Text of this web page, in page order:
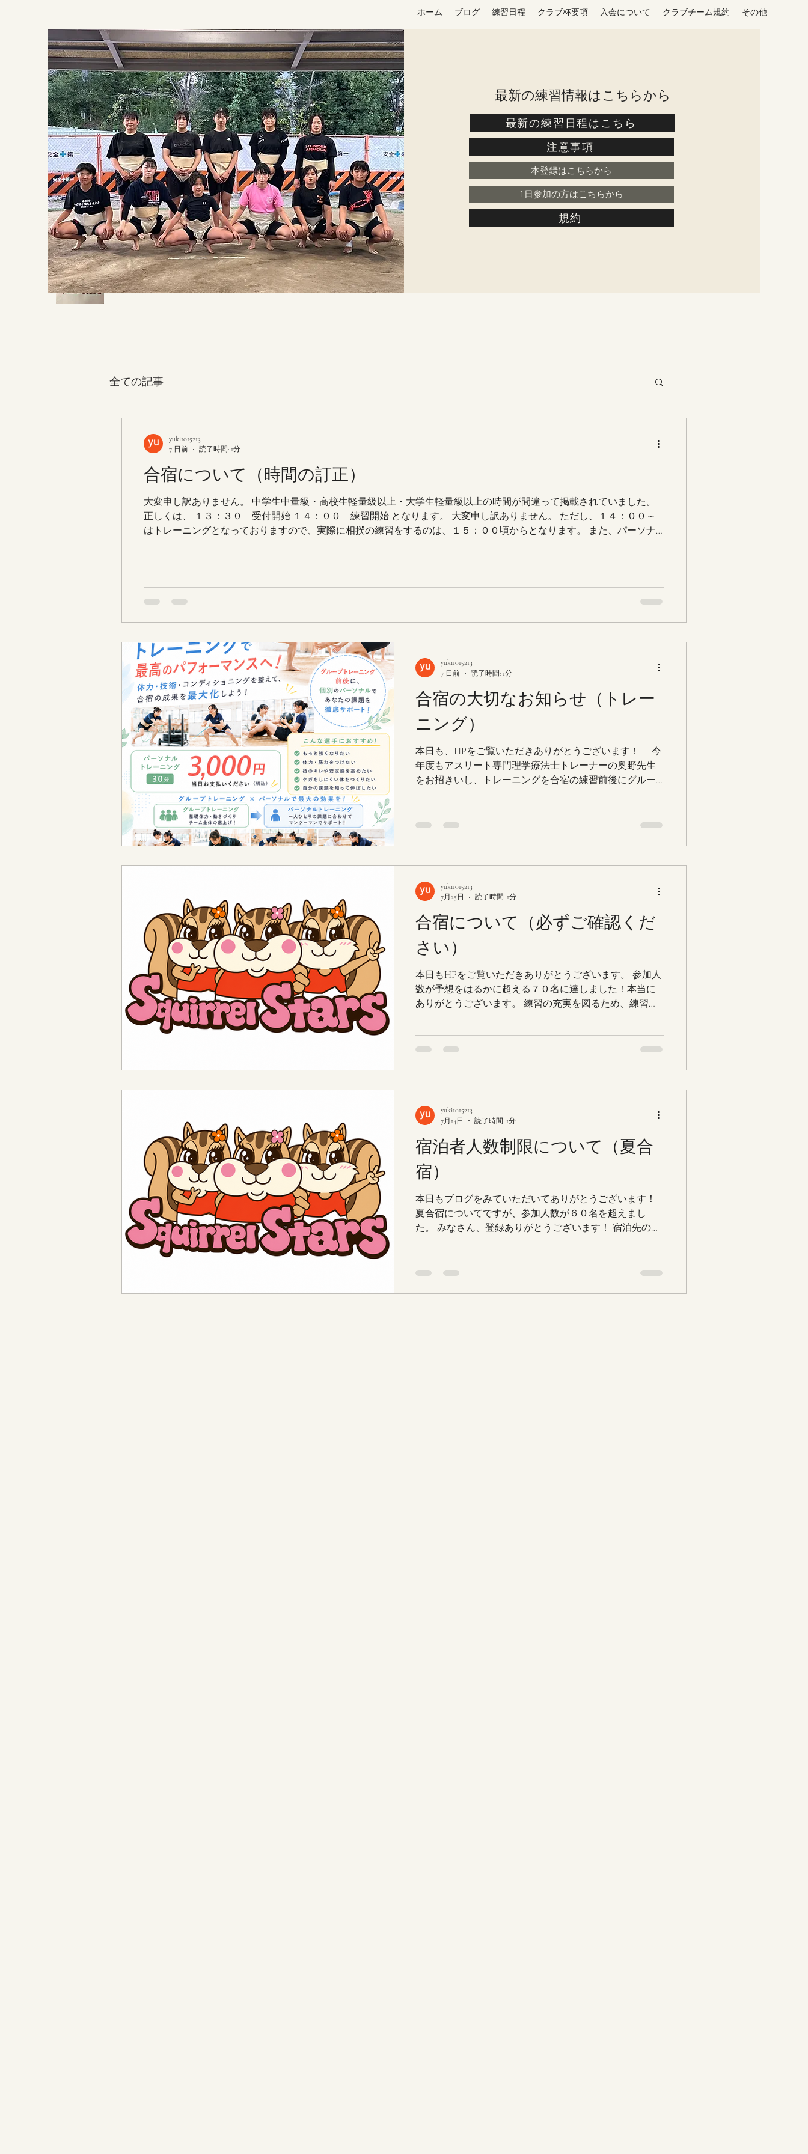
ホーム ブログ 練習日程 クラブ杯要項 入会について クラブチーム規約 その他
​最新の練習情報はこちらから
最新の練習日程はこちら
注意事項
本登録はこちらから
1日参加の方はこちらから
規約
全ての記事
合宿について（時間の訂正）
大変申し訳ありません。 中学生中量級・高校生軽量級以上・大学生軽量級以上の時間が間違って掲載されていました。
正しくは、 １３：３０ 受付開始 １４：００ 練習開始 となります。 大変申し訳ありません。 ただし、１４：００～
はトレーニングとなっておりますので、実際に相撲の練習をするのは、１５：００頃からとなります。 また、パーソナ
yuki1015213
7 日前
読了時間: 1分
合宿の大切なお知らせ（トレー
ニング）
本日も、HPをご覧いただきありがとうございます！ 今
年度もアスリート専門理学療法士トレーナーの奥野先生
をお招きいし、トレーニングを合宿の練習前後にグルー
には女子相撲に特化したトレーニングを考案していただ
き実施しますので、是非ご期待いただけたらと思いま
igsh=eWU5emtpZ25wMWZ5 さらに！！今回の合宿では練習
後や練習前に個別での体の動作も見ていただけます。 ※
個別のパーソナルトレーニングは別料金となります。
で、興味のある方は下記までご連絡ください。 ↓↓↓
yuki1015213@icloud.com もしくは、京都女子相撲クラブのＩ
ｎｓｔａｇｒａｍにご連絡ください！
yuki1015213
7 日前
読了時間: 1分
合宿について（必ずご確認くだ
さい）
本日もHPをご覧いただきありがとうございます。 参加人
数が予想をはるかに超える７０名に達しました！本当に
ありがとうございます。 練習の充実を図るため、練習時
なり、申し訳ありませんがよろしくお願いします。 ま
た、それ以外の注意についても下記のファイルに添付し
yuki1015213
7月25日
読了時間: 1分
宿泊者人数制限について（夏合
宿）
本日もブログをみていただいてありがとうございます！
夏合宿についてですが、参加人数が６０名を超えまし
た。 みなさん、登録ありがとうございます！ 宿泊先の人
締め切ります。 宿泊なしの申込みは継続して行いますの
で、まだ参加申込みされていない方は申込みをよろしく
yuki1015213
7月14日
読了時間: 1分